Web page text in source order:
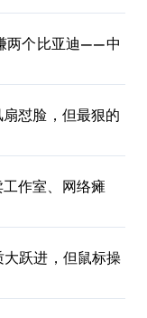
两个比亚迪——中
怼脸，但最狠的
作室、网络瘫
大跃进，但鼠标操